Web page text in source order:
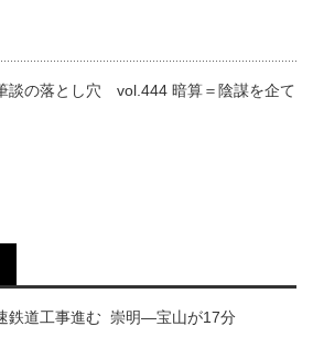
談の落とし穴 vol.444 暗算＝陰謀を企て
鉄道工事進む 崇明―宝山が17分